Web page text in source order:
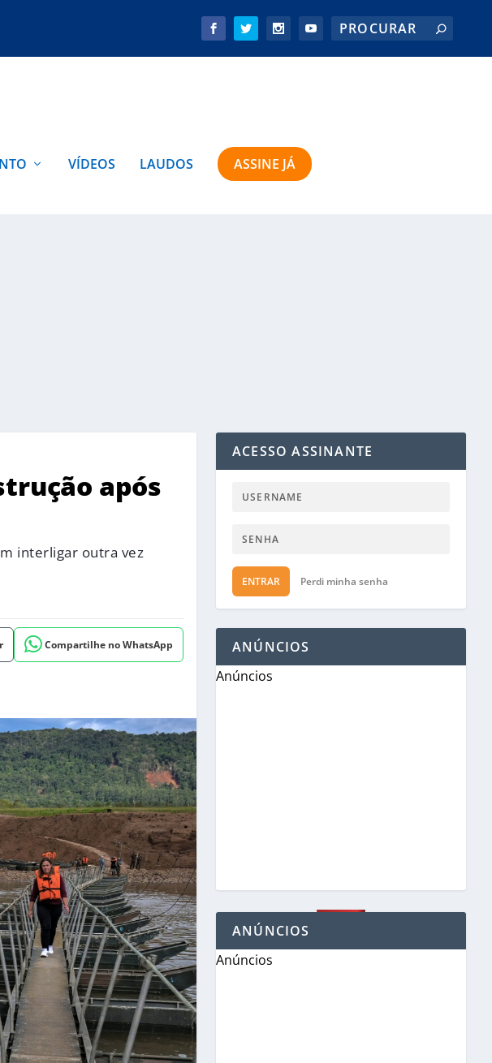
VÍDEOS LAUDOS ASSINE JÁ
após
interligar outra vez
Compartilhe no WhatsApp
ACESSO ASSINANTE
ENTRAR Perdi minha senha
ANÚNCIOS
Anúncios
ANÚNCIOS
Anúncios